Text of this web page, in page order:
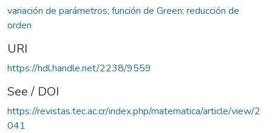
variación de parámetros; función de Green; reducción de
orden
URI
https://hdl.handle.net/2238/9559
See / DOI
https://revistas.tec.ac.cr/index.php/matematica/article/view/2
041